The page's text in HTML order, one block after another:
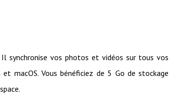
synchronise vos photos et vidéos sur tous vos
et macOS. Vous bénéficiez de 5 Go de stockage